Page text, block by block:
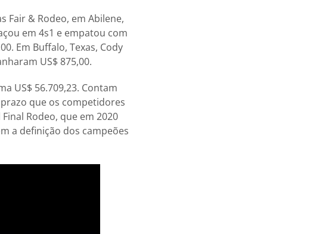
Fair & Rodeo, em Abilene,
em 4s1 e empatou com
Em Buffalo, Texas, Cody
US$ 875,00.
US$ 56.709,23. Contam
que os competidores
Rodeo, que em 2020
a definição dos campeões